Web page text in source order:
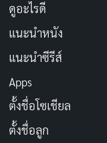
ดูอะไรดี
แนะนำหนัง
แนะนำซีรีส์
Apps
ตั้งชื่อโซเชียล
ตั้งชื่อลูก